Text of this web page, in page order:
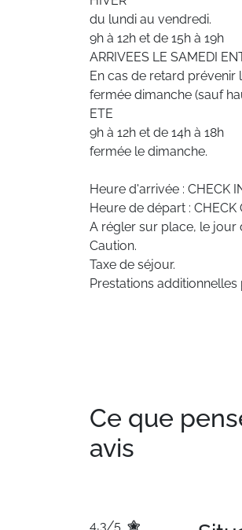
du lundi au vendredi.
9h à 12h et de 15h à 19h
ARRIVEES LE SAMEDI
En cas de retard prévenir
fermée dimanche (sauf
ETE
9h à 12h et de 14h à 18h
fermée le dimanche.
Heure d'arrivée : CHECK
Heure de départ :
A régler sur place, le jour
Caution.
Taxe de séjour.
Prestations
Ce que
avis
4,3/5